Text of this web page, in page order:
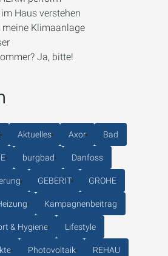
Haus verstehen
Klimaanlage
Ja, bitte!
Aktuelles Axor Bad
burgbad Danfoss
GEBERIT GROHE
Kampagnenbeitrag
& Hygiene Lifestyle
Photovoltaik REHAU